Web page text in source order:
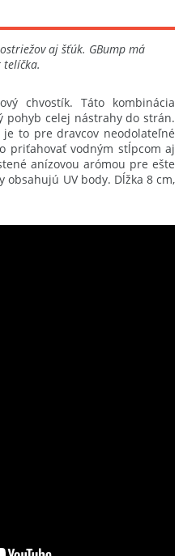
aj šťúk. GBump má
chvostík. Táto kombinácia
pohyb celej nástrahy do strán.
to pre dravcov neodolateľné
priťahovať vodným stĺpcom aj
anízovou arómou pre ešte
UV body. Dĺžka 8 cm,